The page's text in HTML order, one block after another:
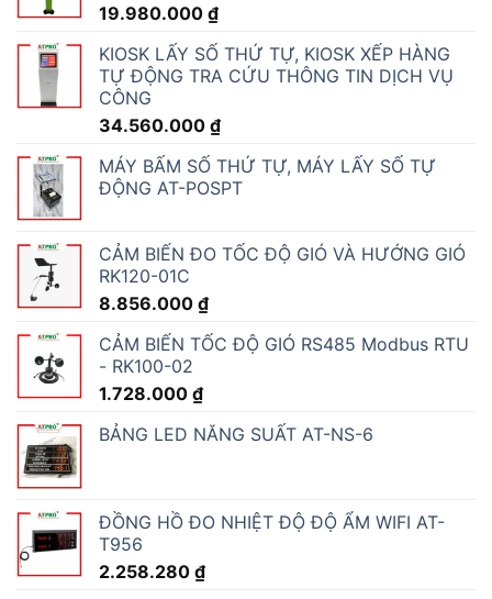
19.980.000 ₫
KIOSK LẤY SỐ THỨ TỰ, KIOSK XẾP HÀNG
TỰ ĐỘNG TRA CỨU THÔNG TIN DỊCH VỤ
CÔNG
34.560.000 ₫
MÁY BẤM SỐ THỨ TỰ, MÁY LẤY SỐ TỰ
ĐỘNG AT-POSPT
CẢM BIẾN ĐO TỐC ĐỘ GIÓ VÀ HƯỚNG GIÓ
RK120-01C
8.856.000 ₫
CẢM BIẾN TỐC ĐỘ GIÓ RS485 Modbus RTU
- RK100-02
1.728.000 ₫
BẢNG LED NĂNG SUẤT AT-NS-6
ĐỒNG HỒ ĐO NHIỆT ĐỘ ĐỘ ẨM WIFI AT-
T956
2.258.280 ₫